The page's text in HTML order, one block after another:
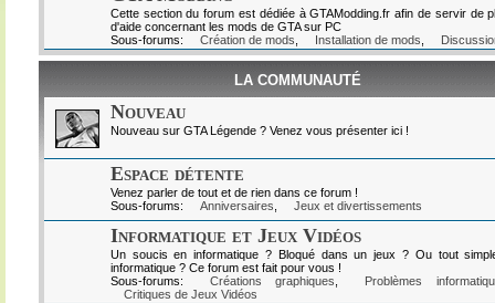
Cette section du forum est dédiée à GTAModding.fr afin de servir de
d'aide concernant les mods de GTA sur PC
Sous-forums:
Création de mods Installation de mods
LA COMMUNAUTÉ
Nouveau
Nouveau sur GTA Légende ? Venez vous présenter ici !
Espace détente
Venez parler de tout et de rien dans ce forum !
Sous-forums:
Anniversaires Jeux et divertissements
Informatique et Jeux Vidéos
Un soucis en informatique ? Bloqué dans un jeux ? Ou tout
informatique ? Ce forum est fait pour vous !
Sous-forums:
Créations graphiques
Problèmes
Critiques de Jeux Vidéos